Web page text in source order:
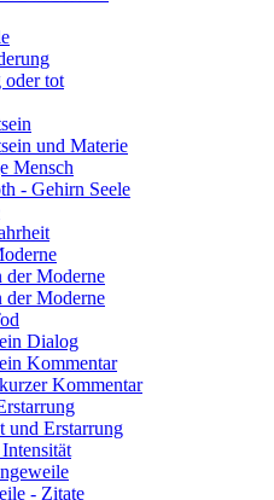
oder tot
und Materie
Mensch
- Gehirn Seele
der Moderne
der Moderne
Dialog
Kommentar
Kommentar
und Erstarrung
- Zitate